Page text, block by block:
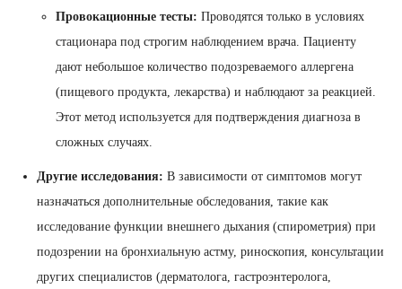
Провокационные тесты: Проводятся только в условиях
стационара под строгим наблюдением врача. Пациенту
дают небольшое количество подозреваемого аллергена
(пищевого продукта, лекарства) и наблюдают за реакцией.
Этот метод используется для подтверждения диагноза в
сложных случаях.
Другие исследования: В зависимости от симптомов могут
назначаться дополнительные обследования, такие как
исследование функции внешнего дыхания (спирометрия) при
подозрении на бронхиальную астму, риноскопия, консультации
других специалистов (дерматолога, гастроэнтеролога,